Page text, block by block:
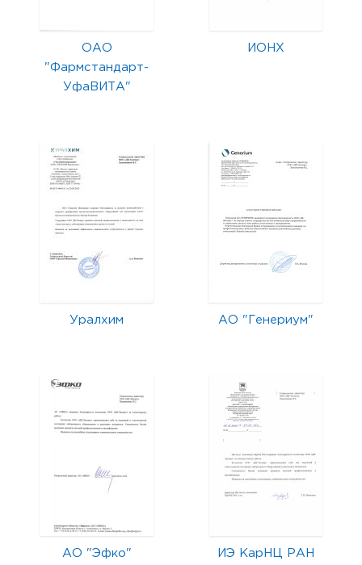
ОАО
"Фармстандарт-
УфаВИТА"
ИОНХ
Уралхим АО "Генериум"
АО "Эфко" ИЭ КарНЦ РАН